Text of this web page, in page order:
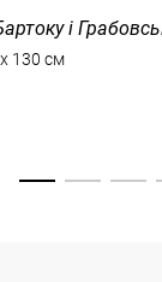
і
130 см